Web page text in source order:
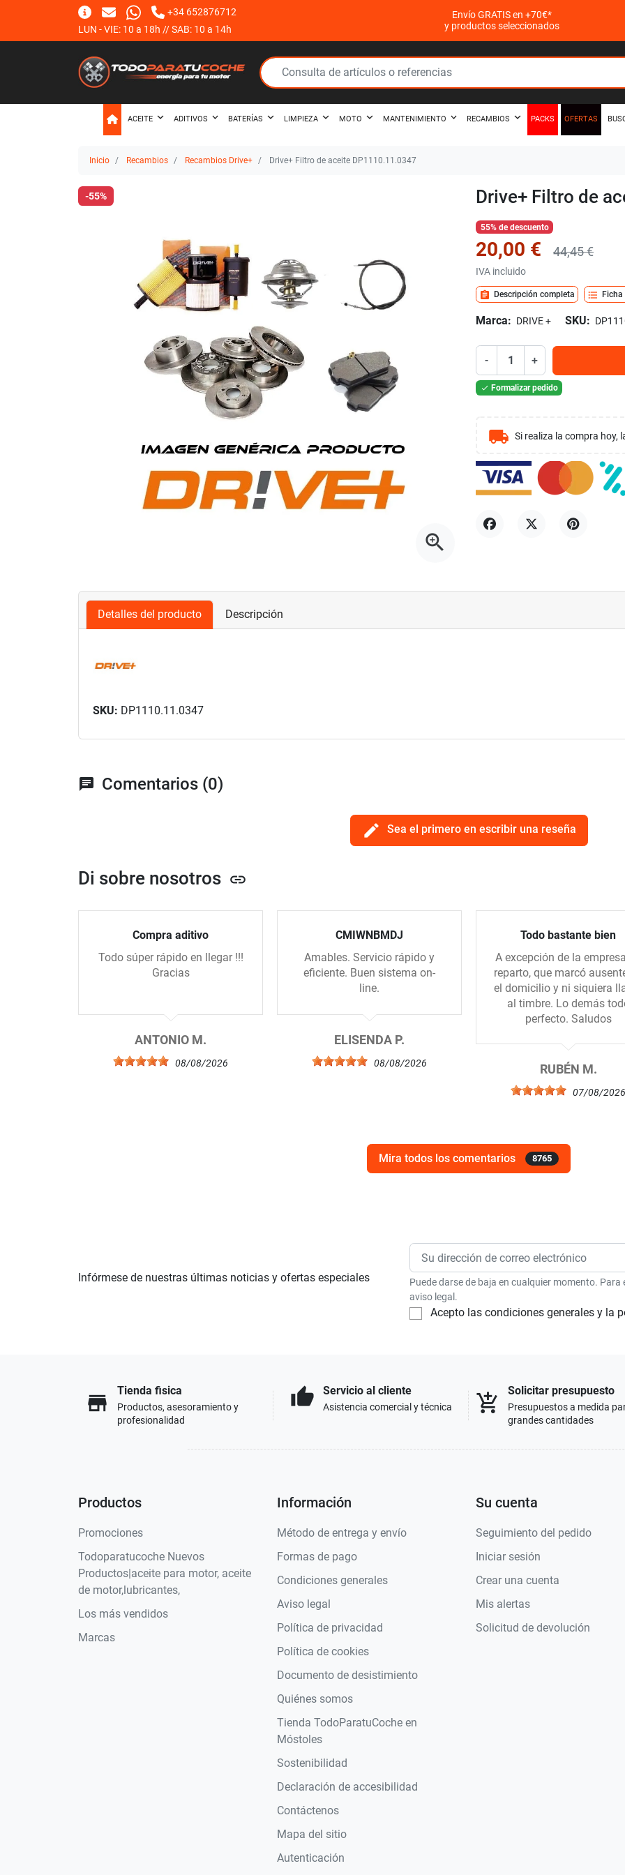
+34 652876712
LUN - VIE: 10 a 18h // SAB: 10 a 14h
Envío GRATIS en +70€*
y productos seleccionados
ACEITE ADITIVOS BATERÍAS LIMPIEZA MOTO MANTENIMIENTO RECAMBIOS PACKS OFERTAS
Inicio Recambios Recambios Drive+ Drive+ Filtro de aceite DP1110.11.0347
-55%
zoom_in
Drive+ Filtro de
55% de descuento
20,00 € 44,45 €
IVA incluido
assignment Descripción completa format_list_bulleted Ficha
Marca: DRIVE + SKU:
- +
 Formalizar pedido
local_shipping Si realiza la compra hoy,
Detalles del producto Descripción
SKU: DP1110.11.0347
chat Comentarios (0)
edit Sea el primero en escribir una reseña
Di sobre nosotros link
Compra aditivo
Todo súper rápido en llegar !!!
Gracias
ANTONIO M.
08/08/2026
CMIWNBMDJ
Amables. Servicio rápido y
eficiente. Buen sistema on-
line.
ELISENDA P.
08/08/2026
Todo bastante bien
A excepción de la
reparto, que marcó
el domicilio y ni siquiera
al timbre. Lo demás
perfecto. Saludos
RUBÉN M.
07/08/2026
Mira todos los comentarios 8765
Infórmese de nuestras últimas noticias y ofertas especiales
Puede darse de baja en cualquier momento.
aviso legal.
Acepto las condiciones generales y la
store
Tienda fisica
Productos, asesoramiento y
profesionalidad
thumb_up Servicio al cliente
Asistencia comercial y técnica add_shopping_cart
Solicitar presupuesto
Presupuestos a medida
grandes cantidades
Productos
Promociones
Todoparatucoche Nuevos
Productos|aceite para motor, aceite
de motor,lubricantes,
Los más vendidos
Marcas
Información
Método de entrega y envío
Formas de pago
Condiciones generales
Aviso legal
Política de privacidad
Política de cookies
Documento de desistimiento
Quiénes somos
Tienda TodoParatuCoche en
Móstoles
Sostenibilidad
Declaración de accesibilidad
Contáctenos
Mapa del sitio
Autenticación
Su cuenta
Seguimiento del pedido
Iniciar sesión
Crear una cuenta
Mis alertas
Solicitud de devolución